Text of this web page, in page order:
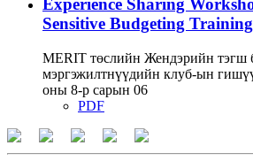
Experience Sharing
Sensitive Budgeting
MERIT төслийн Жендэрийн тэгш
мэргэжилтнүүдийн клуб-ын
оны 8-р сарын 06
PDF